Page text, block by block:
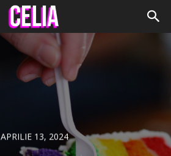
APRILIE 13, 2024